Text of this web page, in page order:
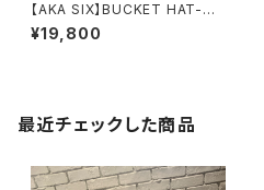
【AKA SIX】BUCKET HAT-HA
LF N HALF / NEW DENIM / S
TRIPE DENIM ハット
¥19,800
最近チェックした商品